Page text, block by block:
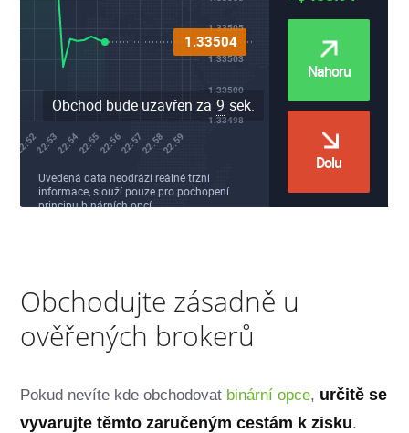
Obchodujte zásadně u
ověřených brokerů
Pokud nevíte kde obchodovat binární opce, určitě se
vyvarujte těmto zaručeným cestám k zisku.